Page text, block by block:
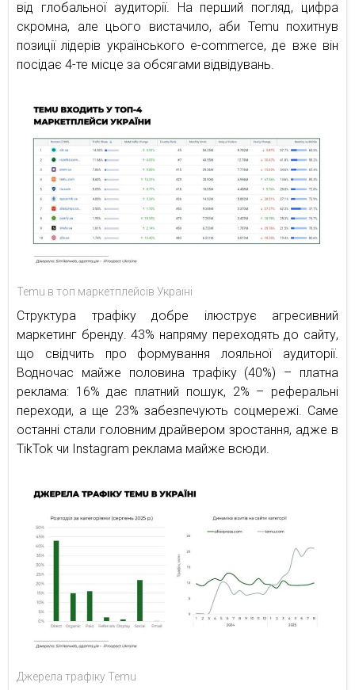
від глобальної аудиторії. На перший погляд, цифра
скромна, але цього вистачило, аби Temu похитнув
позиції лідерів українського e-commerce, де вже він
посідає 4-те місце за обсягами відвідувань.
Temu в топ маркетплейсів Україні
Структура трафіку добре ілюструє агресивний
маркетинг бренду. 43% напряму переходять до сайту,
що свідчить про формування лояльної аудиторії.
Водночас майже половина трафіку (40%) – платна
реклама: 16% дає платний пошук, 2% – реферальні
переходи, а ще 23% забезпечують соцмережі. Саме
останні стали головним драйвером зростання, адже в
TikTok чи Instagram реклама майже всюди.
Джерела трафіку Temu